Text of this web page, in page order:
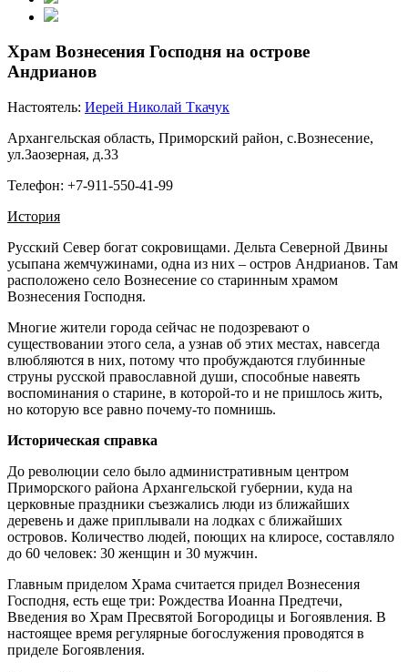
Храм Вознесения Господня на острове
Андрианов
Настоятель: Иерей Николай Ткачук
Архангельская область, Приморский район, с.Вознесение,
ул.Заозерная, д.33
Телефон: +7-911-550-41-99
История
Русский Север богат сокровищами. Дельта Северной Двины
усыпана жемчужинами, одна из них – остров Андрианов. Там
расположено село Вознесение со старинным храмом
Вознесения Господня.
Многие жители города сейчас не подозревают о
существовании этого села, а узнав об этих местах, навсегда
влюбляются в них, потому что пробуждаются глубинные
струны русской православной души, способные навеять
воспоминания о старине, в которой-то и не пришлось жить,
но которую все равно почему-то помнишь.
Историческая справка
До революции село было административным центром
Приморского района Архангельской губернии, куда на
церковные праздники съезжались люди из ближайших
деревень и даже приплывали на лодках с ближайших
островов. Количество людей, поющих на клиросе, составляло
до 60 человек: 30 женщин и 30 мужчин.
Главным приделом Храма считается придел Вознесения
Господня, есть еще три: Рождества Иоанна Предтечи,
Введения во Храм Пресвятой Богородицы и Богоявления. В
настоящее время регулярные богослужения проводятся в
приделе Богоявления.